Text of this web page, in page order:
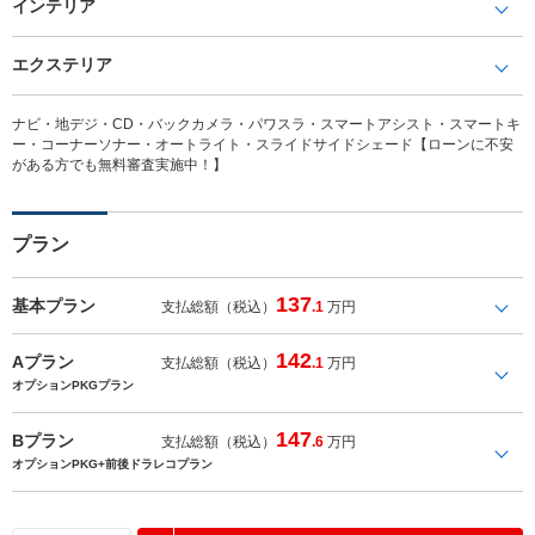
インテリア
エクステリア
ナビ・地デジ・CD・バックカメラ・パワスラ・スマートアシスト・スマートキ
ー・コーナーソナー・オートライト・スライドサイドシェード【ローンに不安
がある方でも無料審査実施中！】
プラン
基本プラン 支払総額（税込） 137.1 万円
Aプラン 支払総額（税込） 142.1 万円
オプションPKGプラン
Bプラン 支払総額（税込） 147.6 万円
オプションPKG+前後ドラレコプラン